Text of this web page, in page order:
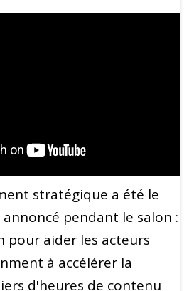
stratégique a été le
annoncé pendant le salon :
pour aider les acteurs
à accélérer la
d'heures de contenu